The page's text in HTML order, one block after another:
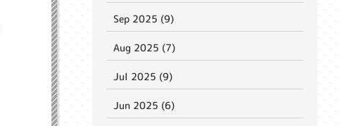
Sep 2025 (9)
Aug 2025 (7)
Jul 2025 (9)
Jun 2025 (6)